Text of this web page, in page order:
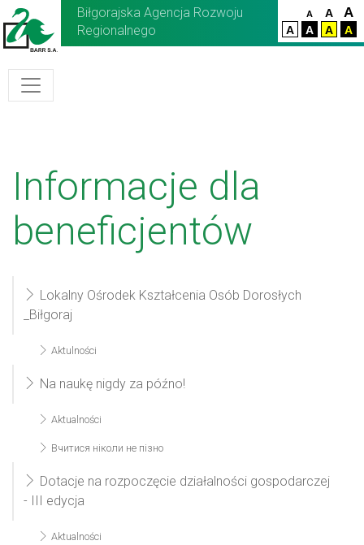
Biłgorajska Agencja Rozwoju
Regionalnego
A A A
A A A A
Informacje dla
beneficjentów
Lokalny Ośrodek Kształcenia Osób Dorosłych
_Biłgoraj
Aktulności
Na naukę nigdy za późno!
Aktualności
Вчитися ніколи не пізно
Dotacje na rozpoczęcie działalności gospodarczej
- III edycja
Aktualności